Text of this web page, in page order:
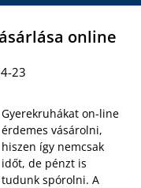
online
23
Gyerekruhákat on-line
érdemes vásárolni,
hiszen így nemcsak
időt, de pénzt is
tudunk spórolni. A